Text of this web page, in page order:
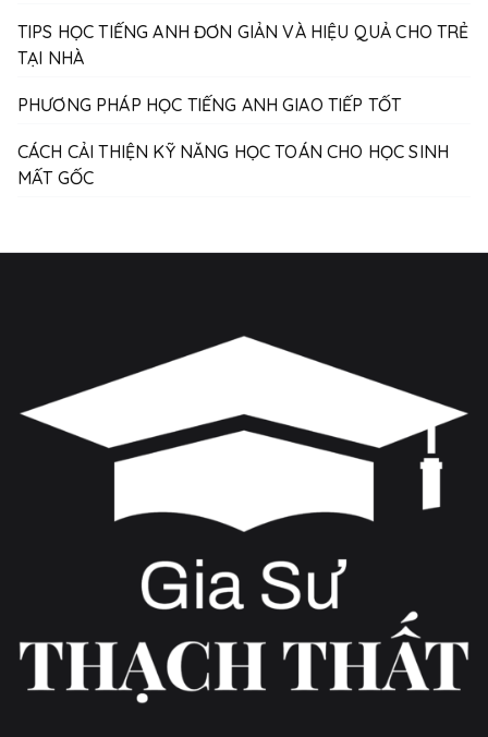
TIPS HỌC TIẾNG ANH ĐƠN GIẢN VÀ HIỆU QUẢ CHO TRẺ
TẠI NHÀ
PHƯƠNG PHÁP HỌC TIẾNG ANH GIAO TIẾP TỐT
CÁCH CẢI THIỆN KỸ NĂNG HỌC TOÁN CHO HỌC SINH
MẤT GỐC